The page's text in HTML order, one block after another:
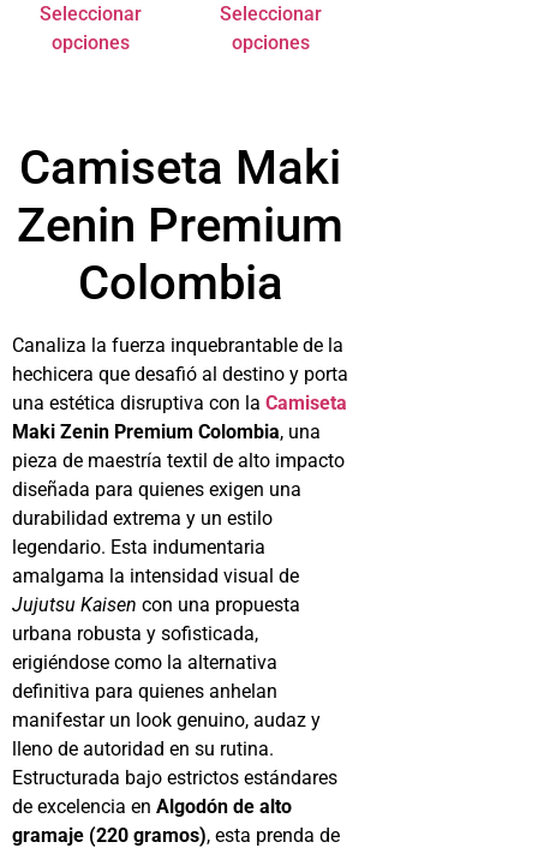
Seleccionar
opciones
Seleccionar
opciones
Camiseta Maki
Zenin Premium
Colombia
Canaliza la fuerza inquebrantable de la
hechicera que desafió al destino y porta
una estética disruptiva con la Camiseta
Maki Zenin Premium Colombia, una
pieza de maestría textil de alto impacto
diseñada para quienes exigen una
durabilidad extrema y un estilo
legendario. Esta indumentaria
amalgama la intensidad visual de
Jujutsu Kaisen con una propuesta
urbana robusta y sofisticada,
erigiéndose como la alternativa
definitiva para quienes anhelan
manifestar un look genuino, audaz y
lleno de autoridad en su rutina.
Estructurada bajo estrictos estándares
de excelencia en Algodón de alto
gramaje (220 gramos), esta prenda de